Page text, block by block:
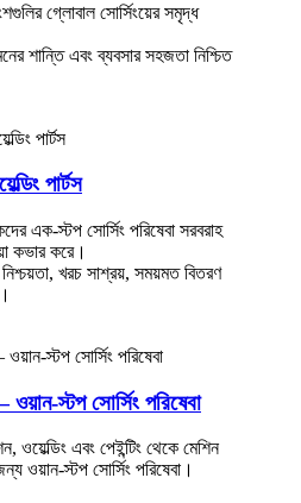
গ্লোবাল সোর্সিংয়ের সমৃদ্ধ
শান্তি এবং ব্যবসার সহজতা নিশ্চিত
পার্টস
এক-স্টপ সোর্সিং পরিষেবা সরবরাহ
কভার করে।
নিশ্চয়তা, খরচ সাশ্রয়, সময়মত বিতরণ
স্টপ সোর্সিং পরিষেবা
ওয়েল্ডিং এবং পেইন্টিং থেকে মেশিন
ওয়ান-স্টপ সোর্সিং পরিষেবা।